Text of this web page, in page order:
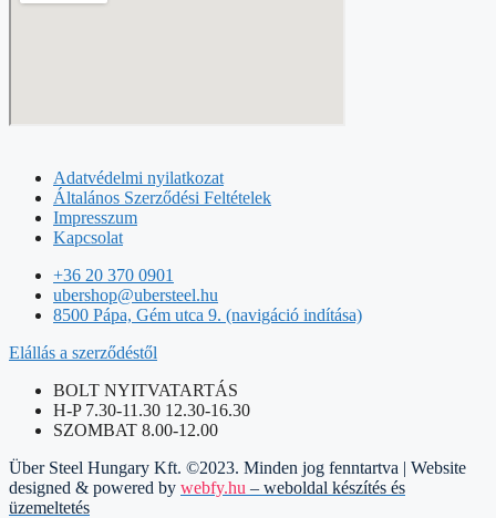
Adatvédelmi nyilatkozat
Általános Szerződési Feltételek
Impresszum
Kapcsolat
+36 20 370 0901
ubershop@ubersteel.hu
8500 Pápa, Gém utca 9. (navigáció indítása)
Elállás a szerződéstől
BOLT NYITVATARTÁS
H-P 7.30-11.30 12.30-16.30
SZOMBAT 8.00-12.00
Über Steel Hungary Kft. ©2023. Minden jog fenntartva | Website
designed & powered by webfy.hu – weboldal készítés és
üzemeltetés